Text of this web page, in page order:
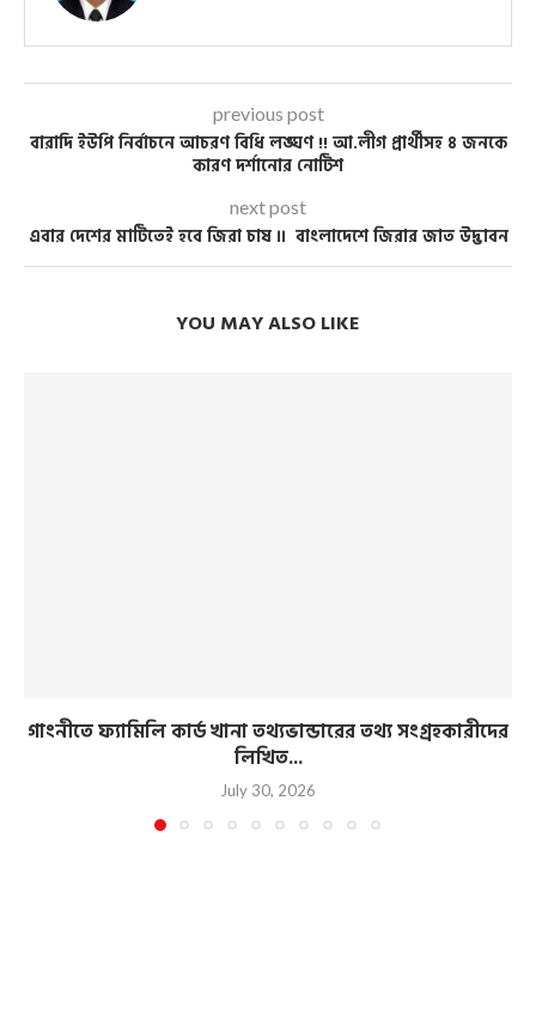
previous post
বারাদি ইউপি নির্বাচনে আচরণ বিধি লঙ্ঘণ !! আ.লীগ প্রার্থীসহ ৪ জনকে
কারণ দর্শানোর নোটিশ
next post
এবার দেশের মাটিতেই হবে জিরা চাষ ।। বাংলাদেশে জিরার জাত উদ্ভাবন
YOU MAY ALSO LIKE
গাংনীতে ফ্যামিলি কার্ড খানা তথ্যভান্ডারের তথ্য সংগ্রহকারীদের
লিখিত...
July 30, 2026